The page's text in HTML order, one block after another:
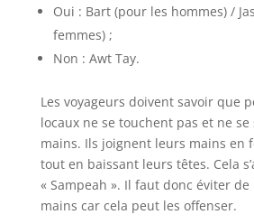
Oui : Bart (pour les hommes) /
femmes) ;
Non : Awt Tay.
Les voyageurs doivent savoir que
locaux ne se touchent pas et ne
mains. Ils joignent leurs mains en
tout en baissant leurs têtes. Cela
« Sampeah ». Il faut donc éviter
mains car cela peut les offenser.